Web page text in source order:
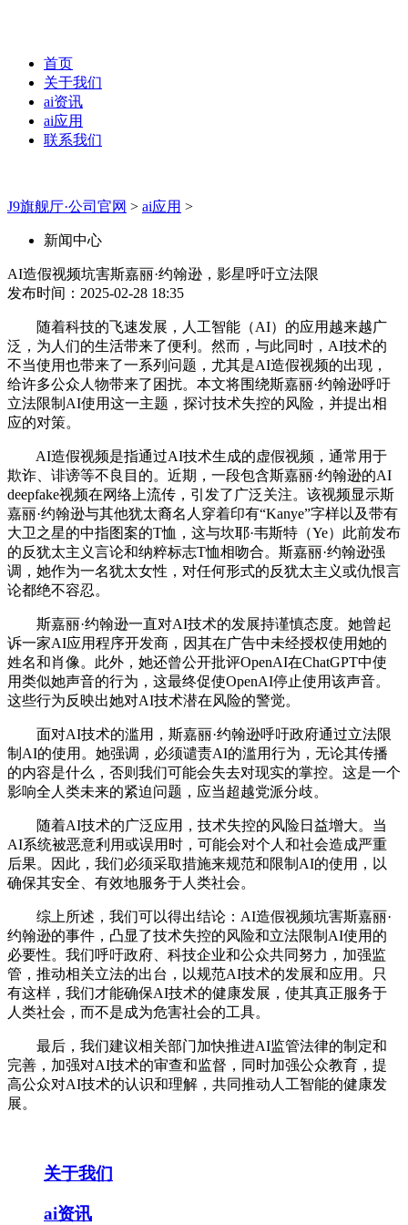
首页
关于我们
ai资讯
ai应用
联系我们
J9旗舰厅·公司官网 > ai应用 >
新闻中心
AI造假视频坑害斯嘉丽·约翰逊，影星呼吁立法限
发布时间：2025-02-28 18:35
随着科技的飞速发展，人工智能（AI）的应用越来越广
泛，为人们的生活带来了便利。然而，与此同时，AI技术的
不当使用也带来了一系列问题，尤其是AI造假视频的出现，
给许多公众人物带来了困扰。本文将围绕斯嘉丽·约翰逊呼吁
立法限制AI使用这一主题，探讨技术失控的风险，并提出相
应的对策。
AI造假视频是指通过AI技术生成的虚假视频，通常用于
欺诈、诽谤等不良目的。近期，一段包含斯嘉丽·约翰逊的AI
deepfake视频在网络上流传，引发了广泛关注。该视频显示斯
嘉丽·约翰逊与其他犹太裔名人穿着印有“Kanye”字样以及带有
大卫之星的中指图案的T恤，这与坎耶·韦斯特（Ye）此前发布
的反犹太主义言论和纳粹标志T恤相吻合。斯嘉丽·约翰逊强
调，她作为一名犹太女性，对任何形式的反犹太主义或仇恨言
论都绝不容忍。
斯嘉丽·约翰逊一直对AI技术的发展持谨慎态度。她曾起
诉一家AI应用程序开发商，因其在广告中未经授权使用她的
姓名和肖像。此外，她还曾公开批评OpenAI在ChatGPT中使
用类似她声音的行为，这最终促使OpenAI停止使用该声音。
这些行为反映出她对AI技术潜在风险的警觉。
面对AI技术的滥用，斯嘉丽·约翰逊呼吁政府通过立法限
制AI的使用。她强调，必须谴责AI的滥用行为，无论其传播
的内容是什么，否则我们可能会失去对现实的掌控。这是一个
影响全人类未来的紧迫问题，应当超越党派分歧。
随着AI技术的广泛应用，技术失控的风险日益增大。当
AI系统被恶意利用或误用时，可能会对个人和社会造成严重
后果。因此，我们必须采取措施来规范和限制AI的使用，以
确保其安全、有效地服务于人类社会。
综上所述，我们可以得出结论：AI造假视频坑害斯嘉丽·
约翰逊的事件，凸显了技术失控的风险和立法限制AI使用的
必要性。我们呼吁政府、科技企业和公众共同努力，加强监
管，推动相关立法的出台，以规范AI技术的发展和应用。只
有这样，我们才能确保AI技术的健康发展，使其真正服务于
人类社会，而不是成为危害社会的工具。
最后，我们建议相关部门加快推进AI监管法律的制定和
完善，加强对AI技术的审查和监督，同时加强公众教育，提
高公众对AI技术的认识和理解，共同推动人工智能的健康发
展。
关于我们
ai资讯